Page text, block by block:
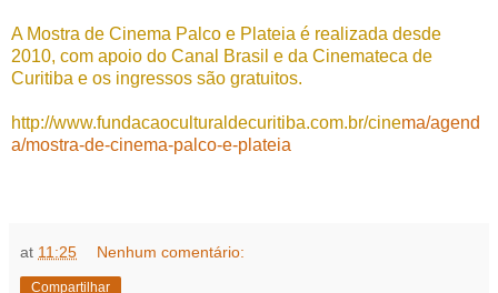
A Mostra de Cinema Palco e Plateia é realizada desde
2010, com apoio do Canal Brasil e da Cinemateca de
Curitiba e os ingressos são gratuitos.
http://www.fundacaoculturaldecuritiba.com.br/cinema/agend
a/mostra-de-cinema-palco-e-plateia
at 11:25 Nenhum comentário:
Compartilhar